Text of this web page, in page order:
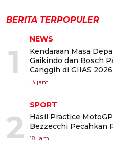
BERITA TERPOPULER
1
NEWS
Kendaraan Masa
Gaikindo dan Bosch
Canggih di GIIAS 2026
13 jam
2
SPORT
Hasil Practice
Bezzecchi Pecahkan
18 jam